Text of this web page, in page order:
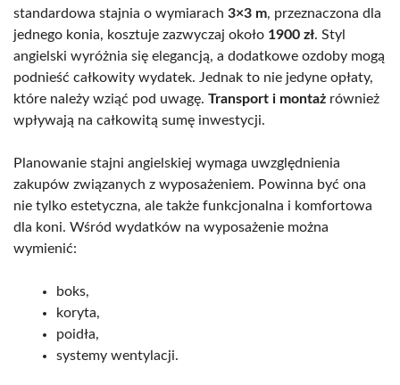
standardowa stajnia o wymiarach 3×3 m, przeznaczona dla
jednego konia, kosztuje zazwyczaj około 1900 zł. Styl
angielski wyróżnia się elegancją, a dodatkowe ozdoby mogą
podnieść całkowity wydatek. Jednak to nie jedyne opłaty,
które należy wziąć pod uwagę. Transport i montaż również
wpływają na całkowitą sumę inwestycji.
Planowanie stajni angielskiej wymaga uwzględnienia
zakupów związanych z wyposażeniem. Powinna być ona
nie tylko estetyczna, ale także funkcjonalna i komfortowa
dla koni. Wśród wydatków na wyposażenie można
wymienić:
boks,
koryta,
poidła,
systemy wentylacji.